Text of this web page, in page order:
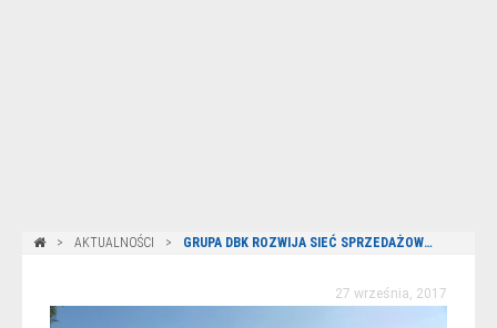
AKTUALNOŚCI GRUPA DBK ROZWIJA SIEĆ SPRZEDAŻOWO-SERWISOWĄ
27 września, 2017